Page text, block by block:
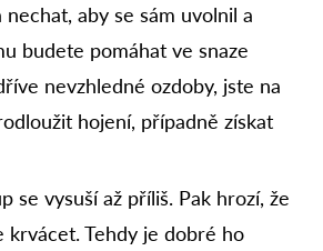
aby se sám uvolnil a
budete pomáhat ve snaze
nevzhledné ozdoby, jste na
hojení, případně získat
se vysuší až příliš. Pak hrozí, že
krvácet. Tehdy je dobré ho